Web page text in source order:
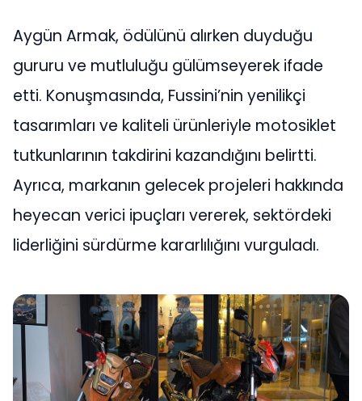
Aygün Armak, ödülünü alırken duyduğu
gururu ve mutluluğu gülümseyerek ifade
etti. Konuşmasında, Fussini’nin yenilikçi
tasarımları ve kaliteli ürünleriyle motosiklet
tutkunlarının takdirini kazandığını belirtti.
Ayrıca, markanın gelecek projeleri hakkında
heyecan verici ipuçları vererek, sektördeki
liderliğini sürdürme kararlılığını vurguladı.